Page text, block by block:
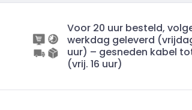
Voor 20 uur besteld,
werkdag geleverd
uur) – gesneden kabel
(vrij. 16 uur)